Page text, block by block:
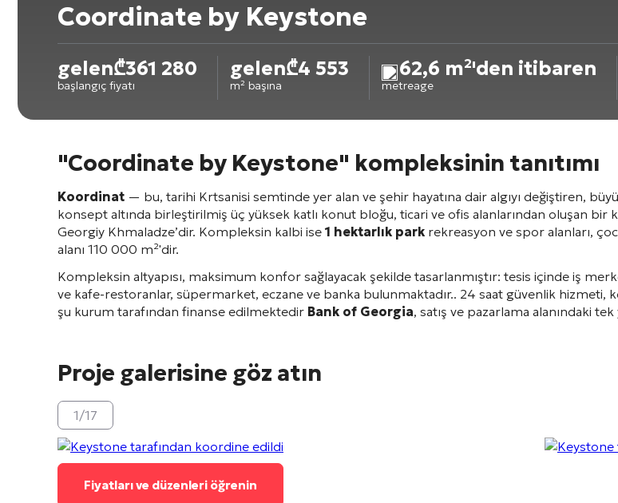
Coordinate by Keystone
gelen₾361 280
başlangıç fiyatı
gelen₾4 553
m² başına
62,6 m²'den itibaren
metreage
"Coordinate by Keystone" kompleksinin tanıtımı
Koordinat — bu, tarihi Krtsanisi semtinde yer alan ve şehir hayatına dair algıyı değiştiren,
konsept altında birleştirilmiş üç yüksek katlı konut bloğu, ticari ve ofis alanlarından oluşan bir
Georgiy Khmaladze’dir. Kompleksin kalbi ise 1 hektarlık park rekreasyon ve spor alanları,
alanı 110 000 m²'dir.
Kompleksin altyapısı, maksimum konfor sağlayacak şekilde tasarlanmıştır: tesis içinde iş
ve kafe-restoranlar, süpermarket, eczane ve banka bulunmaktadır.. 24 saat güvenlik hizmeti,
şu kurum tarafından finanse edilmektedir Bank of Georgia, satış ve pazarlama alanındaki
Proje galerisine göz atın
1/17
Fiyatları ve düzenleri öğrenin